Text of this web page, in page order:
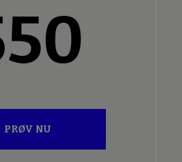
PRØV NU